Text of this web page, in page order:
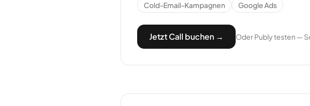
Cold-Email-Kampagnen
Google Ads
Jetzt Call buchen → Oder Publy testen —